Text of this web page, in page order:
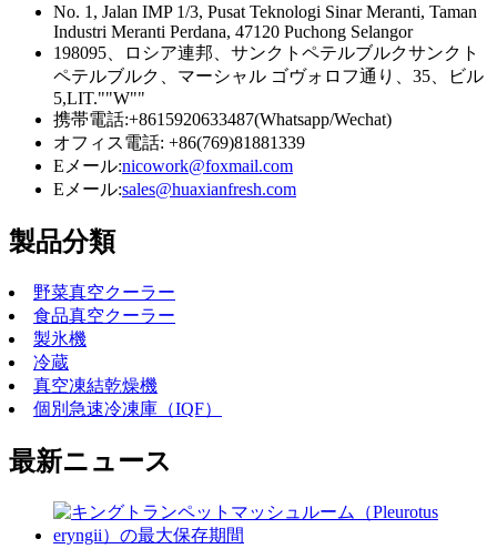
No. 1, Jalan IMP 1/3, Pusat Teknologi Sinar Meranti, Taman
Industri Meranti Perdana, 47120 Puchong Selangor
198095、ロシア連邦、サンクトペテルブルクサンクト
ペテルブルク、マーシャル ゴヴォロフ通り、35、ビル
5,LIT.""W""
携帯電話:+8615920633487(Whatsapp/Wechat)
オフィス電話: +86(769)81881339
Eメール:nicowork@foxmail.com
Eメール:sales@huaxianfresh.com
製品分類
野菜真空クーラー
食品真空クーラー
製氷機
冷蔵
真空凍結乾燥機
個別急速冷凍庫（IQF）
最新ニュース